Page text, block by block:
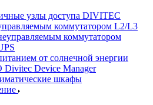
узлы доступа DIVITEC
коммутатором L2/L3
коммутатором
от солнечной энергии
Device Manager
шкафы